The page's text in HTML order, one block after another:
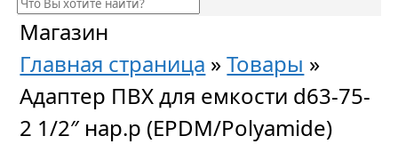
Магазин
Главная страница »Товары »
Адаптер ПВХ для емкости d63-75-
2 1/2″ нар.р (EPDM/Polyamide)